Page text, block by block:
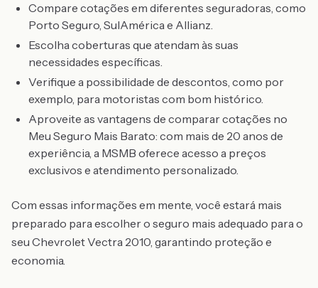
Compare cotações em diferentes seguradoras, como
Porto Seguro, SulAmérica e Allianz.
Escolha coberturas que atendam às suas
necessidades específicas.
Verifique a possibilidade de descontos, como por
exemplo, para motoristas com bom histórico.
Aproveite as vantagens de comparar cotações no
Meu Seguro Mais Barato: com mais de 20 anos de
experiência, a MSMB oferece acesso a preços
exclusivos e atendimento personalizado.
Com essas informações em mente, você estará mais
preparado para escolher o seguro mais adequado para o
seu Chevrolet Vectra 2010, garantindo proteção e
economia.